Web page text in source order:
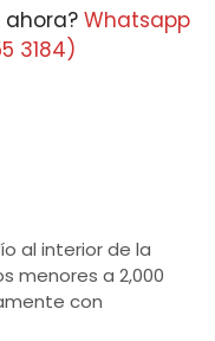
ahora? Whatsapp
3184)
al interior de la
menores a 2,000
con